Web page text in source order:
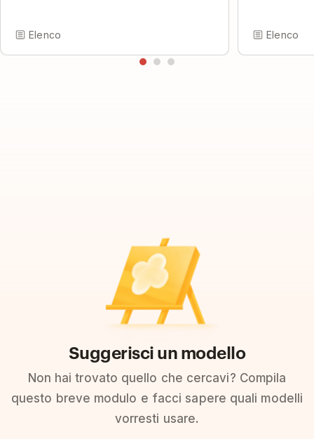
Elenco Elenco
Suggerisci un modello
Non hai trovato quello che cercavi? Compila
questo breve modulo e facci sapere quali modelli
vorresti usare.